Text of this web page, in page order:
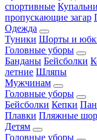
спортивные
пропускающие загар
Одежда
Туники Шорты и
Головные уборы
Банданы Бейсболки
летние Шляпы
Мужчинам
Головные уборы
Бейсболки Кепки
Плавки Пляжные
Детям
Головные уборы